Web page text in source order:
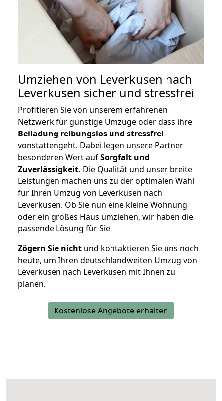
Umziehen von Leverkusen nach
Leverkusen sicher und stressfrei
Profitieren Sie von unserem erfahrenen
Netzwerk für günstige Umzüge oder dass ihre
Beiladung reibungslos und stressfrei
vonstattengeht. Dabei legen unsere Partner
besonderen Wert aufSorgfalt und
Zuverlässigkeit. Die Qualität und unser breite
Leistungen machen uns zu der optimalen Wahl
für Ihren Umzug von Leverkusen nach
Leverkusen. Ob Sie nun eine kleine Wohnung
oder ein großes Haus umziehen, wir haben die
passende Lösung für Sie.
Zögern Sie nicht und kontaktieren Sie uns noch
heute, um Ihren deutschlandweiten Umzug von
Leverkusen nach Leverkusen mit Ihnen zu
planen.
Kostenlose Angebote erhalten